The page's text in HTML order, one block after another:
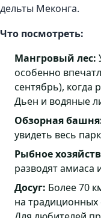
дельты Меконга.
Что посмотреть:
Мангровый лес:
особенно
сентябрь), когда
Дьен и водяные
Обзорная
увидеть весь
Рыбное
разводят
Досуг: Более 70
на традиционных